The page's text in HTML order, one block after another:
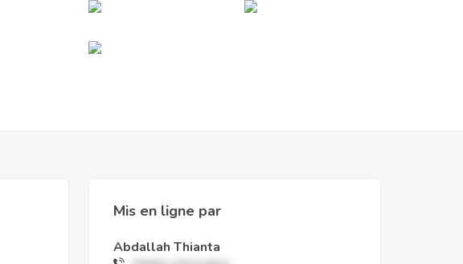
Mis en ligne par
Abdallah Thianta